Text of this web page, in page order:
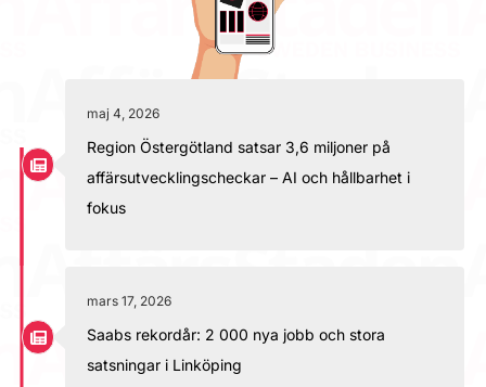
maj 4, 2026
Region Östergötland satsar 3,6 miljoner på
affärsutvecklingscheckar – AI och hållbarhet i
fokus
mars 17, 2026
Saabs rekordår: 2 000 nya jobb och stora
satsningar i Linköping